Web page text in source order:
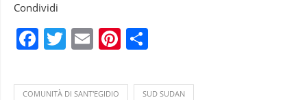
Condividi
Facebook
Twitter
EmailPinterest
COMUNITÀ DI SANT'EGIDIO SUD SUDAN